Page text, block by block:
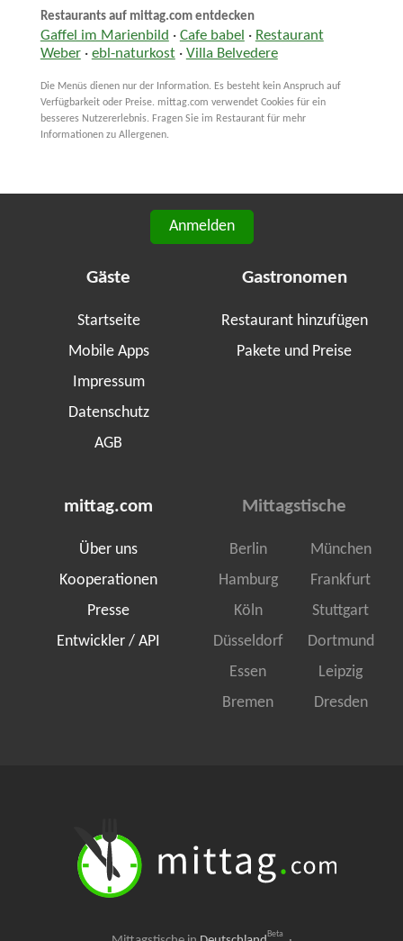
Restaurants auf mittag.com entdecken
Gaffel im Marienbild · Cafe babel · Restaurant
Weber· ebl-naturkost· Villa Belvedere
Die Menüs dienen nur der Information. Es besteht kein Anspruch auf
Verfügbarkeit oder Preise. mittag.com verwendet Cookies für ein
besseres Nutzererlebnis. Fragen Sie im Restaurant für mehr
Informationen zu Allergenen.
Anmelden
Gäste
Startseite
Mobile Apps
Impressum
Datenschutz
AGB
Gastronomen
Restaurant hinzufügen
Pakete und Preise
mittag.com
Über uns
Kooperationen
Presse
Entwickler / API
Mittagstische
Berlin
München
Hamburg
Frankfurt
Köln
Stuttgart
Düsseldorf
Dortmund
Essen
Leipzig
Bremen
Dresden
Beta